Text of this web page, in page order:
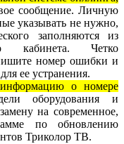
сообщение. Личную
указывать не нужно,
заполняются из
кабинета. Четко
номер ошибки и
ее устранения.
о номере
оборудования и
на современное,
по обновлению
Триколор ТВ.